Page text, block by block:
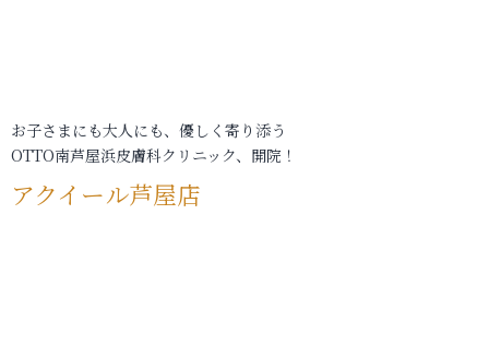
お子さまにも大人にも、優しく寄り添う
OTTO南芦屋浜皮膚科クリニック、開院！
アクイール芦屋店